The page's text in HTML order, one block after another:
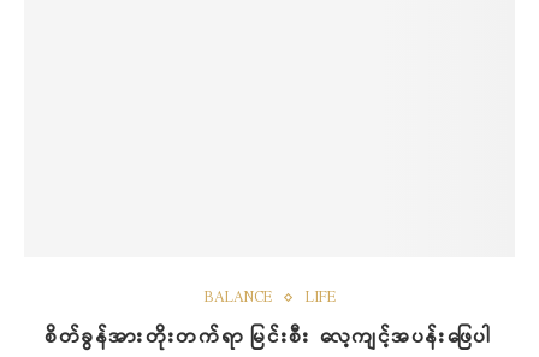
BALANCE LIFE
စိတ်ခွန်အားတိုးတက်ရာ မြင်းစီး လေ့ကျင့်အပန်းဖြေပါ